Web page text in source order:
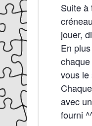
Suite à
jouer,
En
vous le
avec
fourni